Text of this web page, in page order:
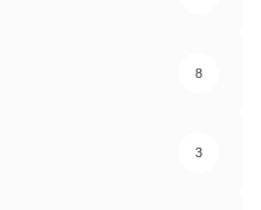
8
3